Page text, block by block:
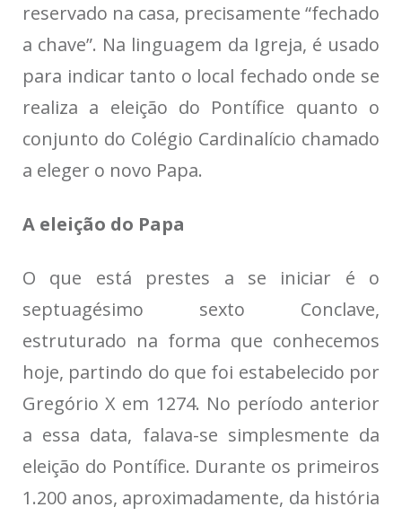
reservado na casa, precisamente “fechado
a chave”. Na linguagem da Igreja, é usado
para indicar tanto o local fechado onde se
realiza a eleição do Pontífice quanto o
conjunto do Colégio Cardinalício chamado
a eleger o novo Papa.
A eleição do Papa
O que está prestes a se iniciar é o
septuagésimo sexto Conclave,
estruturado na forma que conhecemos
hoje, partindo do que foi estabelecido por
Gregório X em 1274. No período anterior
a essa data, falava-se simplesmente da
eleição do Pontífice. Durante os primeiros
1.200 anos, aproximadamente, da história